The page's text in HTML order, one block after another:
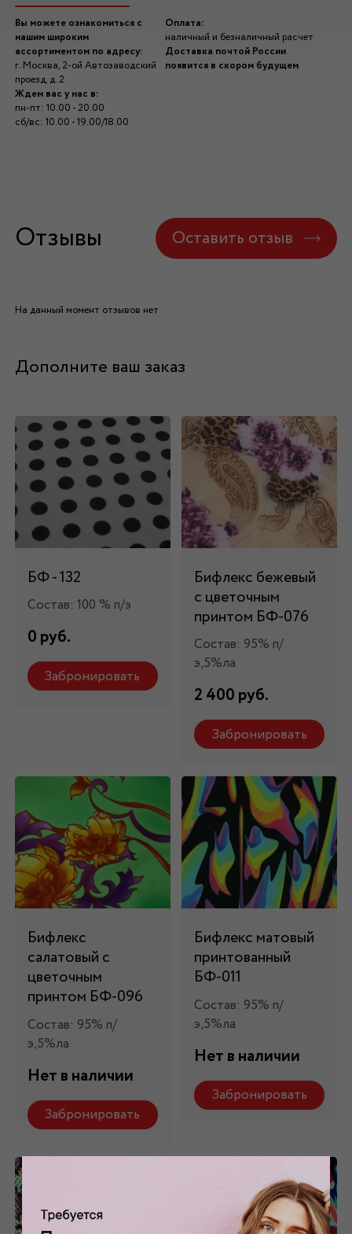
Вы можете ознакомиться с
нашим широким
ассортиментом по адресу:
г. Москва, 2-ой Автозаводский
проезд, д. 2
Ждем вас у нас в:
пн-пт: 10.00 - 20.00
сб/вс: 10.00 - 19.00/18.00
Оплата:
наличный и безналичный расчет
Доставка почтой России
появится в скором будущем
Отзывы Оставить отзыв
На данный момент отзывов нет
Дополните ваш заказ
БФ - 132
Состав: 100 % п/э
0 руб.
Забронировать
Бифлекс бежевый
с цветочным
принтом БФ-076
Состав: 95% п/
э,5%ла
2 400 руб.
Забронировать
Бифлекс
салатовый с
цветочным
принтом БФ-096
Состав: 95% п/
э,5%ла
Нет в наличии
Забронировать
Бифлекс матовый
принтованный
БФ-011
Состав: 95% п/
э,5%ла
Нет в наличии
Забронировать